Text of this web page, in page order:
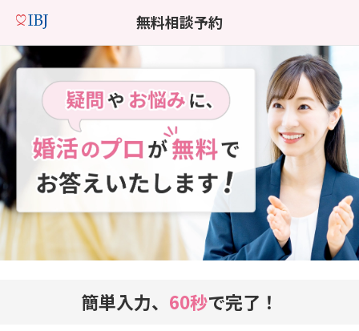
無料相談予約
簡単入力、 60秒で完了！